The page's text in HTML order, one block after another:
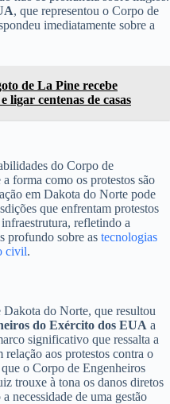
, que representou o Corpo de
imediatamente sobre a
de La Pine recebe
ligar centenas de casas
do Corpo de
forma como os protestos são
em Dakota do Norte pode
que enfrentam protestos
refletindo a
profundo sobre as tecnologias
civil.
do Norte, que resultou
do Exército dos EUA a
significativo que ressalta a
relação aos protestos contra o
o Corpo de Engenheiros
trouxe à tona os danos diretos
necessidade de uma gestão